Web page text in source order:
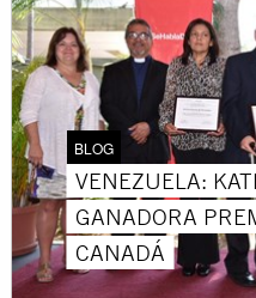
BLOG
VENEZUELA:
GANADORA
CANADÁ